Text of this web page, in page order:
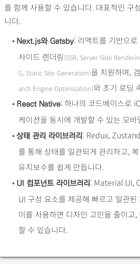
를 함께 사용할 수 있습니다. 대표적인 구
니다.
• Next.js와 Gatsby: 리액트를 기반으
사이드 렌더링(SSR, Server-Side
G, Static Site Generation)을 지원하며,
arch Engine Optimization)와 초기 로딩
• React Native: 하나의 코드베이스로
케이션을 동시에 개발할 수 있는 모
• 상태 관리 라이브러리 : Redux,
를 통해 상태를 일관되게 관리하고,
유지보수를 쉽게 만듭니다.
• UI 컴포넌트 라이브러리 : Material UI,
UI 구성 요소를 제공해 빠르고 일관
이를 사용하면 디자인 고민을 줄이고
할 수 있습니다.